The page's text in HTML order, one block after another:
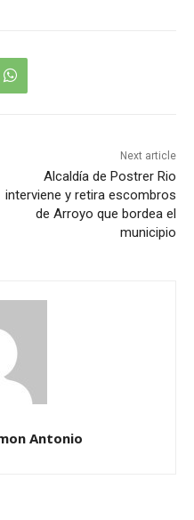
Next article
Alcaldía de Postrer Rio
interviene y retira escombros
de Arroyo que bordea el
municipio
Antonio